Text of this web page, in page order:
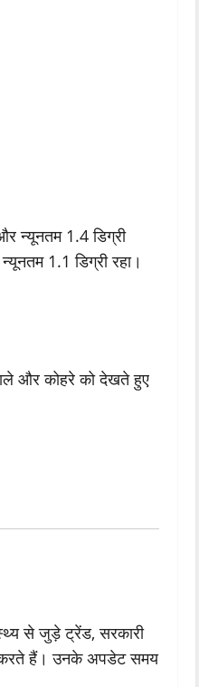
न्यूनतम 1.4 डिग्री
1.1 डिग्री रहा।
और कोहरे को देखते हुए
से जुड़े ट्रेंड, सरकारी
करते हैं। उनके अपडेट समय